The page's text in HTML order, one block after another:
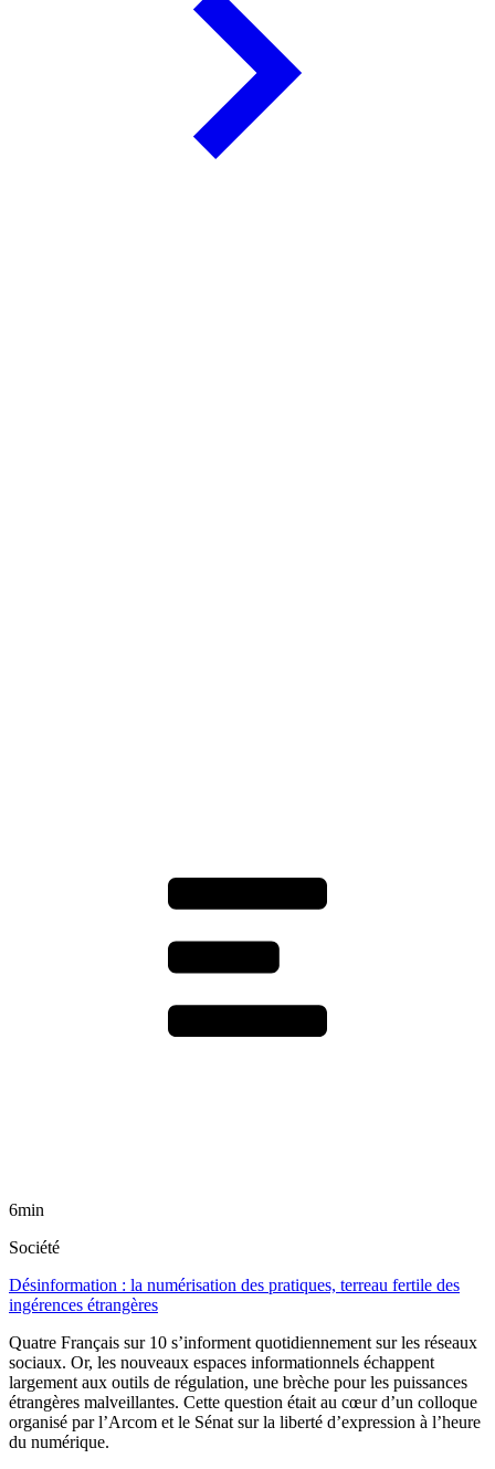
6min
Société
Désinformation : la numérisation des pratiques, terreau fertile des
ingérences étrangères
Quatre Français sur 10 s’informent quotidiennement sur les réseaux
sociaux. Or, les nouveaux espaces informationnels échappent
largement aux outils de régulation, une brèche pour les puissances
étrangères malveillantes. Cette question était au cœur d’un colloque
organisé par l’Arcom et le Sénat sur la liberté d’expression à l’heure
du numérique.